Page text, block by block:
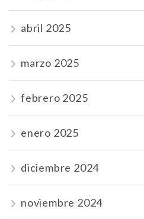
abril 2025
marzo 2025
febrero 2025
enero 2025
diciembre 2024
noviembre 2024